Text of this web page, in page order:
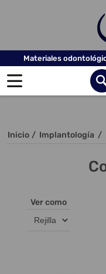
Materiales
Inicio / Implantología /
Ver como